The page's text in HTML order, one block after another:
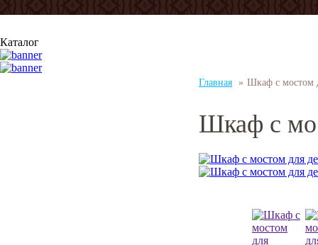
Каталог
Главная » Шкаф с мостом
Шкаф с